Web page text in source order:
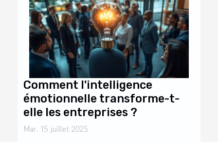
Comment l'intelligence
émotionnelle transforme-t-
elle les entreprises ?
Mar. 15 juillet 2025